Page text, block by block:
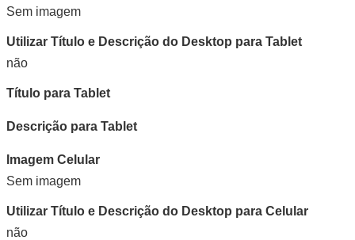
Sem imagem
Utilizar Título e Descrição do Desktop para Tablet
não
Título para Tablet
Descrição para Tablet
Imagem Celular
Sem imagem
Utilizar Título e Descrição do Desktop para Celular
não